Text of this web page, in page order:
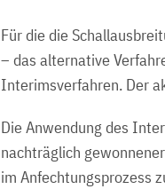
Für die die
– das alternative
Interimsverfahren. Der
Die Anwendung des
nachträglich
im Anfechtungsprozess